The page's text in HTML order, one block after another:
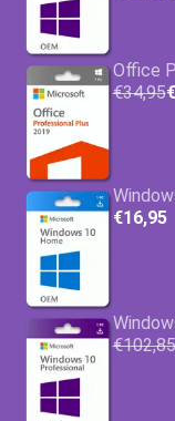
Office
€34,95
€16,95
€102,85